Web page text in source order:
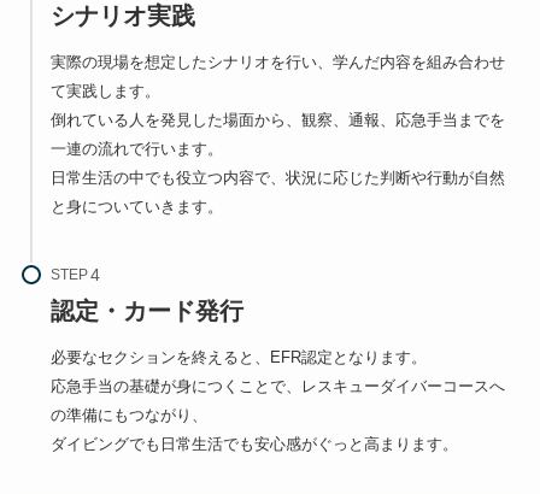
シナリオ実践
実際の現場を想定したシナリオを行い、学んだ内容を組み合わせ
て実践します。
倒れている人を発見した場面から、観察、通報、応急手当までを
一連の流れで行います。
日常生活の中でも役立つ内容で、状況に応じた判断や行動が自然
と身についていきます。
STEP
認定・カード発行
必要なセクションを終えると、EFR認定となります。
応急手当の基礎が身につくことで、レスキューダイバーコースへ
の準備にもつながり、
ダイビングでも日常生活でも安心感がぐっと高まります。